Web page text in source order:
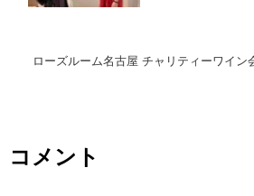
ローズルーム名古屋 チャリティーワイン
コメント